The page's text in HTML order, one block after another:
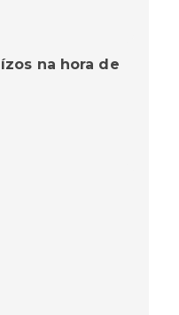
na hora de